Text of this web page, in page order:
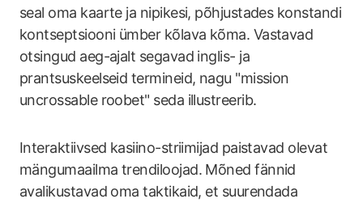
seal oma kaarte ja nipikesi, põhjustades konstandi
kontseptsiooni ümber kõlava kõma. Vastavad
otsingud aeg-ajalt segavad inglis- ja
prantsuskeelseid termineid, nagu "mission
uncrossable roobet" seda illustreerib.
Interaktiivsed kasiino-striimijad paistavad olevat
mängumaailma trendiloojad. Mõned fännid
avalikustavad oma taktikaid, et suurendada